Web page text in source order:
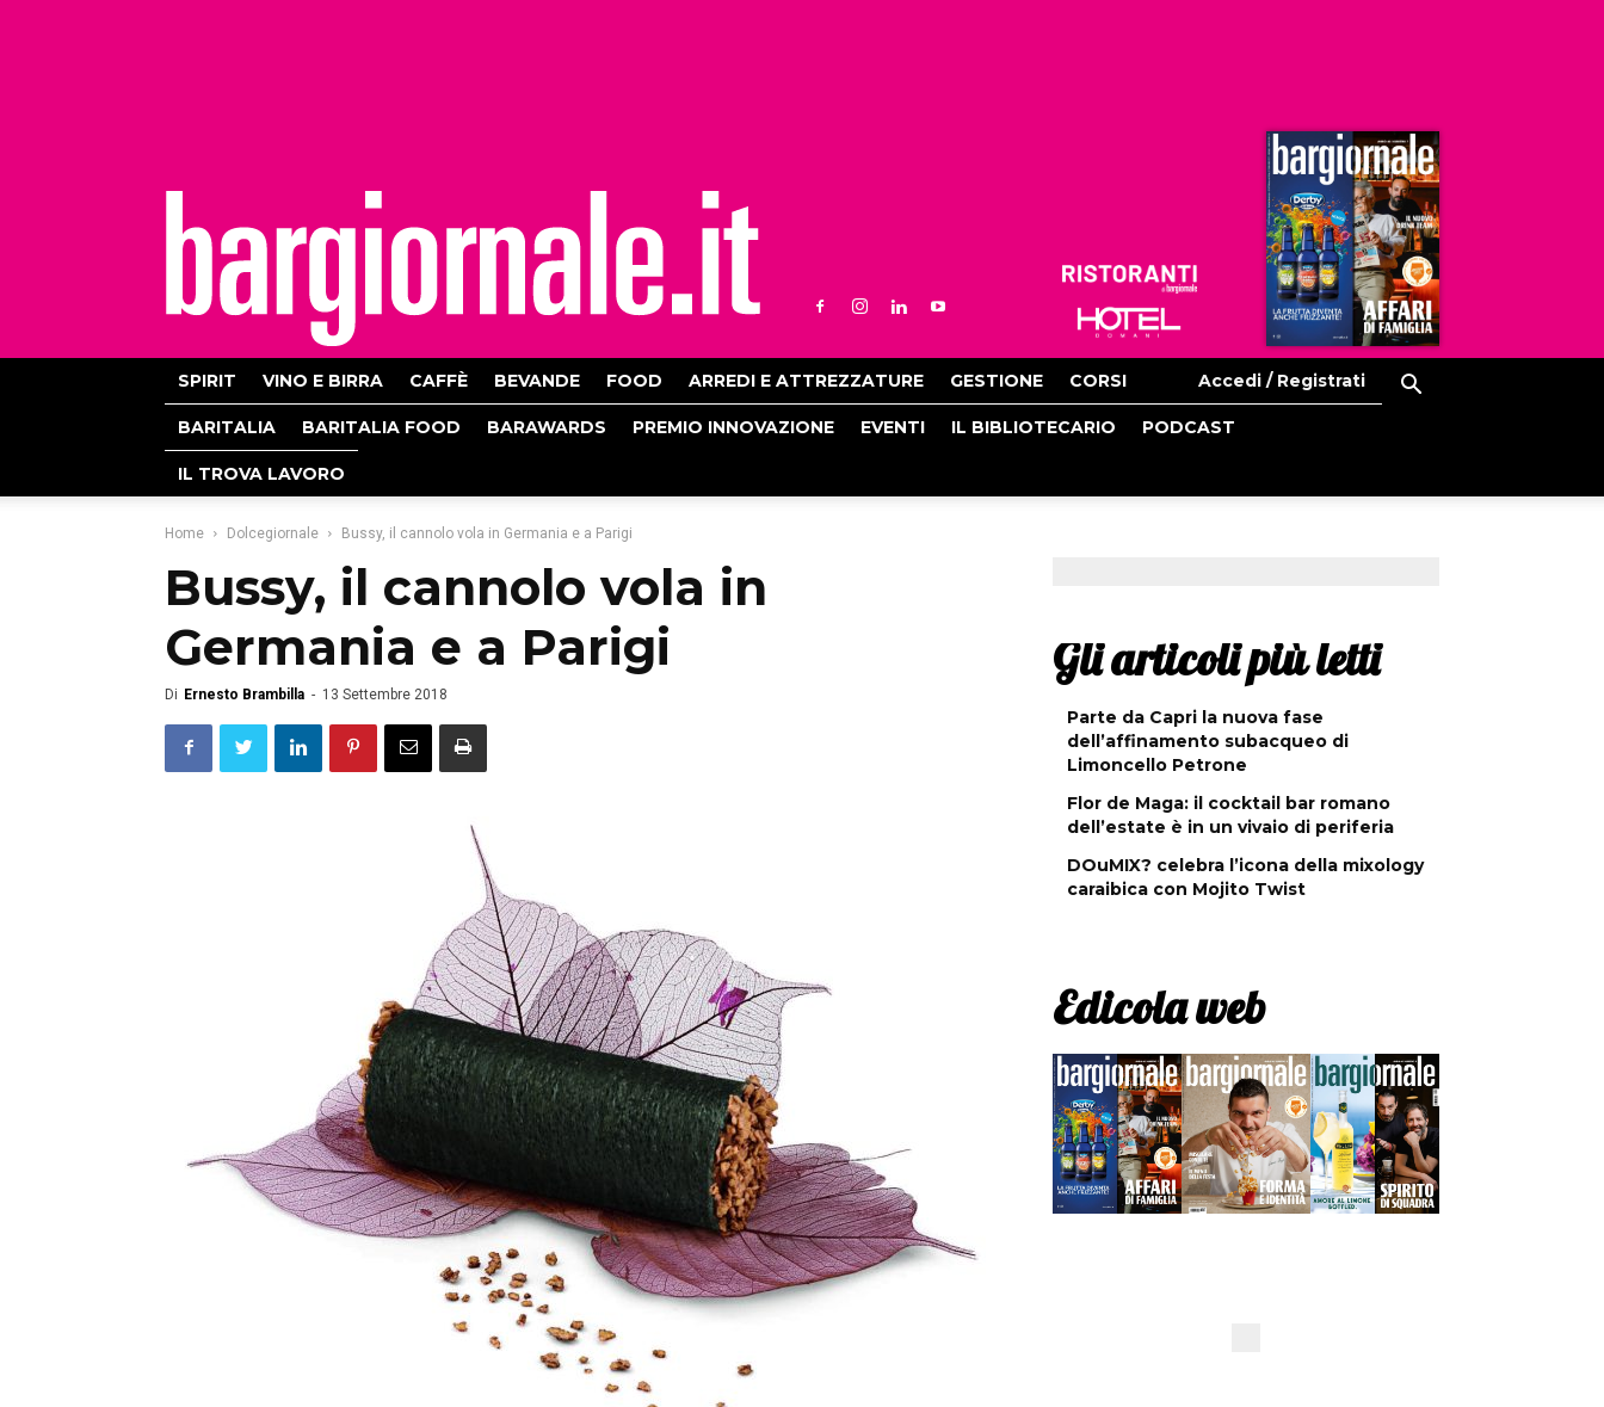
Ristoranti
Hoteldomani
SPIRIT VINO E BIRRA CAFFÈ BEVANDE FOOD ARREDI E ATTREZZATURE GESTIONE CORSI Accedi / Registrati
BARITALIA BARITALIA FOOD BARAWARDS PREMIO INNOVAZIONE EVENTI IL BIBLIOTECARIO PODCAST
IL TROVA LAVORO
Home Dolcegiornale Bussy, il cannolo vola in Germania e a Parigi
Bussy, il cannolo vola in
Germania e a Parigi
Di Ernesto Brambilla - 13 Settembre 2018
Gli articoli più letti
Parte da Capri la nuova fase
dell’affinamento subacqueo di
Limoncello Petrone
Flor de Maga: il cocktail bar romano
dell’estate è in un vivaio di periferia
DOuMIX? celebra l’icona della mixology
caraibica con Mojito Twist
Edicola web